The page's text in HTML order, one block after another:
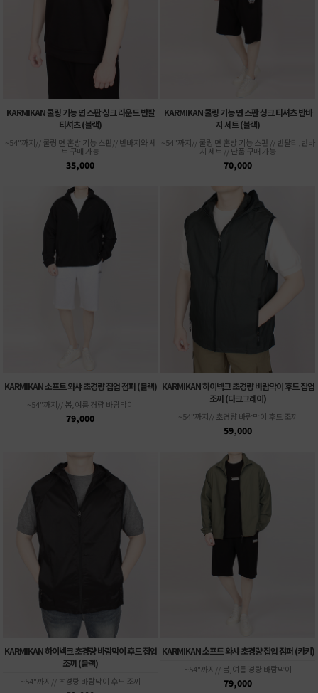
KARMIKAN 쿨링 기능 면 스판 싱크 라운드 반팔
티셔츠 (블랙)
~54"까지// 쿨링 면 혼방 기능 스판// 반바지와 세
트 구매 가능
35,000
KARMIKAN 쿨링 기능 면 스판 싱크 티셔츠 반바
지 세트 (블랙)
~54"까지// 쿨링 면 혼방 기능 스판 // 반팔티,반바
지 세트 // 단품 구매 가능
70,000
KARMIKAN 소프트 와샤 초경량 집업 점퍼 (블랙)
~54"까지// 봄,여름 경량 바람막이
79,000
KARMIKAN 하이넥크 초경량 바람막이 후드 집업
조끼 (다크그레이)
~54"까지// 초경량 바람막이 후드 조끼
59,000
KARMIKAN 하이넥크 초경량 바람막이 후드 집업
조끼 (블랙)
~54"까지// 초경량 바람막이 후드 조끼
KARMIKAN 소프트 와샤 초경량 집업 점퍼 (카키)
~54"까지// 봄,여름 경량 바람막이
79,000